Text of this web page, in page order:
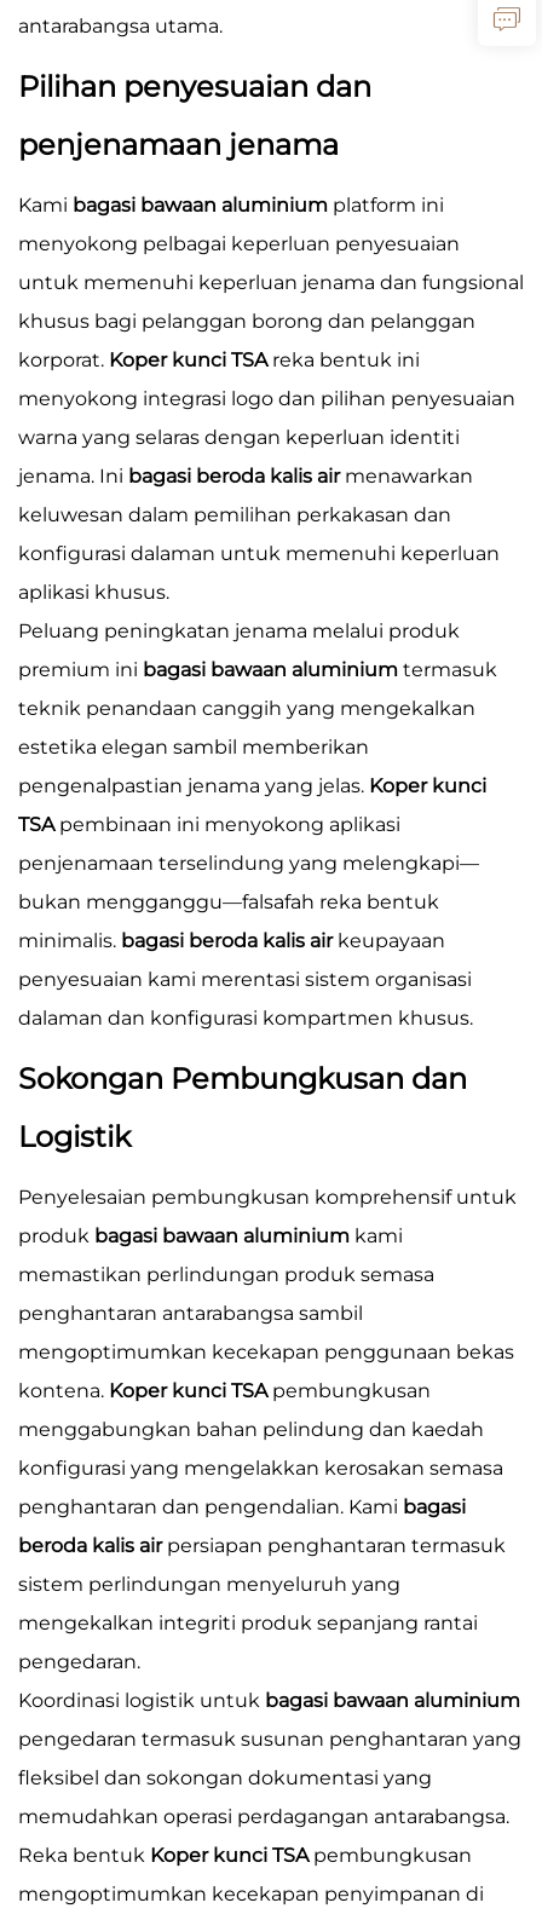
antarabangsa utama.
Pilihan penyesuaian dan
penjenamaan jenama
Kami bagasi bawaan aluminium platform ini
menyokong pelbagai keperluan penyesuaian
untuk memenuhi keperluan jenama dan fungsional
khusus bagi pelanggan borong dan pelanggan
korporat. Koper kunci TSA reka bentuk ini
menyokong integrasi logo dan pilihan penyesuaian
warna yang selaras dengan keperluan identiti
jenama. Ini bagasi beroda kalis air menawarkan
keluwesan dalam pemilihan perkakasan dan
konfigurasi dalaman untuk memenuhi keperluan
aplikasi khusus.
Peluang peningkatan jenama melalui produk
premium ini bagasi bawaan aluminium termasuk
teknik penandaan canggih yang mengekalkan
estetika elegan sambil memberikan
pengenalpastian jenama yang jelas. Koper kunci
TSA pembinaan ini menyokong aplikasi
penjenamaan terselindung yang melengkapi—
bukan mengganggu—falsafah reka bentuk
minimalis. bagasi beroda kalis air keupayaan
penyesuaian kami merentasi sistem organisasi
dalaman dan konfigurasi kompartmen khusus.
Sokongan Pembungkusan dan
Logistik
Penyelesaian pembungkusan komprehensif untuk
produk bagasi bawaan aluminium kami
memastikan perlindungan produk semasa
penghantaran antarabangsa sambil
mengoptimumkan kecekapan penggunaan bekas
kontena. Koper kunci TSA pembungkusan
menggabungkan bahan pelindung dan kaedah
konfigurasi yang mengelakkan kerosakan semasa
penghantaran dan pengendalian. Kami bagasi
beroda kalis air persiapan penghantaran termasuk
sistem perlindungan menyeluruh yang
mengekalkan integriti produk sepanjang rantai
pengedaran.
Koordinasi logistik untuk bagasi bawaan aluminium
pengedaran termasuk susunan penghantaran yang
fleksibel dan sokongan dokumentasi yang
memudahkan operasi perdagangan antarabangsa.
Reka bentuk Koper kunci TSA pembungkusan
mengoptimumkan kecekapan penyimpanan di